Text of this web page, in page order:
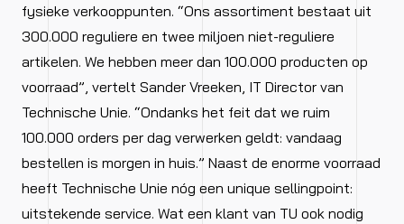
fysieke verkooppunten. “Ons assortiment bestaat uit
300.000 reguliere en twee miljoen niet-reguliere
artikelen. We hebben meer dan 100.000 producten op
voorraad”, vertelt Sander Vreeken, IT Director van
Technische Unie. “Ondanks het feit dat we ruim
100.000 orders per dag verwerken geldt: vandaag
bestellen is morgen in huis.” Naast de enorme voorraad
heeft Technische Unie nóg een unique sellingpoint:
uitstekende service. Wat een klant van TU ook nodig